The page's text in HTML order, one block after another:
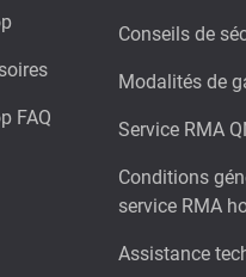
FAQ
Conseils de
Modalités de
Service RMA
Conditions
service RMA
Assistance